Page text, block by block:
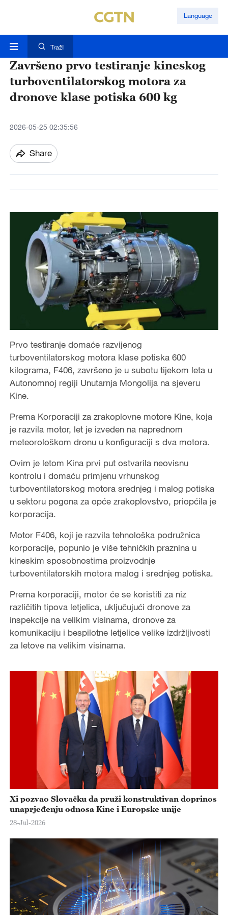
Language
TražI
Završeno prvo testiranje kineskog
turboventilatorskog motora za
dronove klase potiska 600 kg
2026-05-25 02:35:56
Share
Prvo testiranje domaće razvijenog
turboventilatorskog motora klase potiska 600
kilograma, F406, završeno je u subotu tijekom leta u
Autonomnoj regiji Unutarnja Mongolija na sjeveru
Kine.
Prema Korporaciji za zrakoplovne motore Kine, koja
je razvila motor, let je izveden na naprednom
meteorološkom dronu u konfiguraciji s dva motora.
Ovim je letom Kina prvi put ostvarila neovisnu
kontrolu i domaću primjenu vrhunskog
turboventilatorskog motora srednjeg i malog potiska
u sektoru pogona za opće zrakoplovstvo, priopćila je
korporacija.
Motor F406, koji je razvila tehnološka podružnica
korporacije, popunio je više tehničkih praznina u
kineskim sposobnostima proizvodnje
turboventilatorskih motora malog i srednjeg potiska.
Prema korporaciji, motor će se koristiti za niz
različitih tipova letjelica, uključujući dronove za
inspekcije na velikim visinama, dronove za
komunikaciju i bespilotne letjelice velike izdržljivosti
za letove na velikim visinama.
Xi pozvao Slovačku da pruži konstruktivan doprinos
unaprjeđenju odnosa Kine i Europske unije
28-Jul-2026